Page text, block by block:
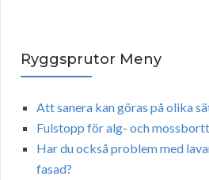
Ryggsprutor Meny
Att sanera kan göras på olika
Fulstopp för alg- och
Har du också problem med
fasad?